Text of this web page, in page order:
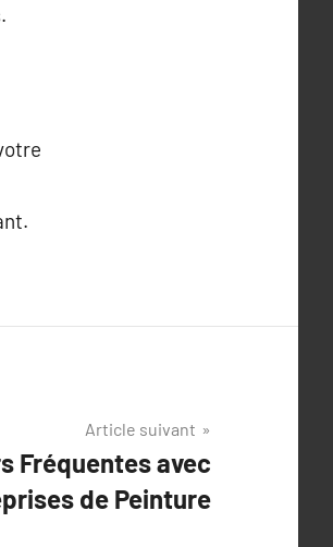
Article suivant
Fréquentes avec
de Peinture